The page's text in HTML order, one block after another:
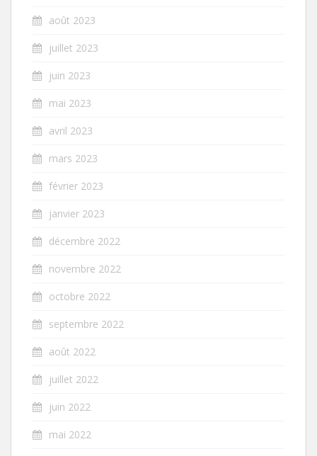
août 2023
juillet 2023
juin 2023
mai 2023
avril 2023
mars 2023
février 2023
janvier 2023
décembre 2022
novembre 2022
octobre 2022
septembre 2022
août 2022
juillet 2022
juin 2022
mai 2022